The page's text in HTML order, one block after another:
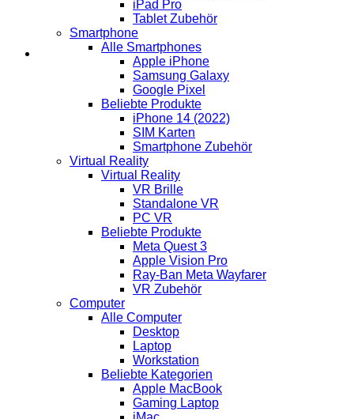
iPad Pro
Tablet Zubehör
Smartphone
Alle Smartphones
Apple iPhone
Samsung Galaxy
Google Pixel
Beliebte Produkte
iPhone 14 (2022)
SIM Karten
Smartphone Zubehör
Virtual Reality
Virtual Reality
VR Brille
Standalone VR
PC VR
Beliebte Produkte
Meta Quest 3
Apple Vision Pro
Ray-Ban Meta Wayfarer
VR Zubehör
Computer
Alle Computer
Desktop
Laptop
Workstation
Beliebte Kategorien
Apple MacBook
Gaming Laptop